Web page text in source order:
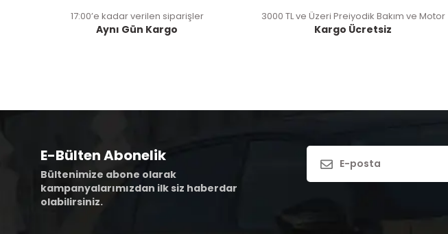
17:00’e kadar verilen siparişler
Aynı Gün Kargo
3000 TL ve Üzeri Preiyodik Bakım ve Motor
Kargo Ücretsiz
E-Bülten Abonelik
Bültenimize abone olarak
kampanyalarımızdan ilk siz haberdar
olabilirsiniz.